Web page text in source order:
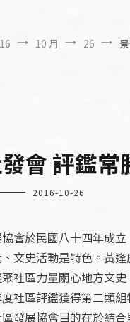
10 月 26
會 評鑑
2016-10-26
會於民國八十四年成
文史活動是特色。黃
社區力量關心地方文
社區評鑑獲得第二類
發展協會目的在於結